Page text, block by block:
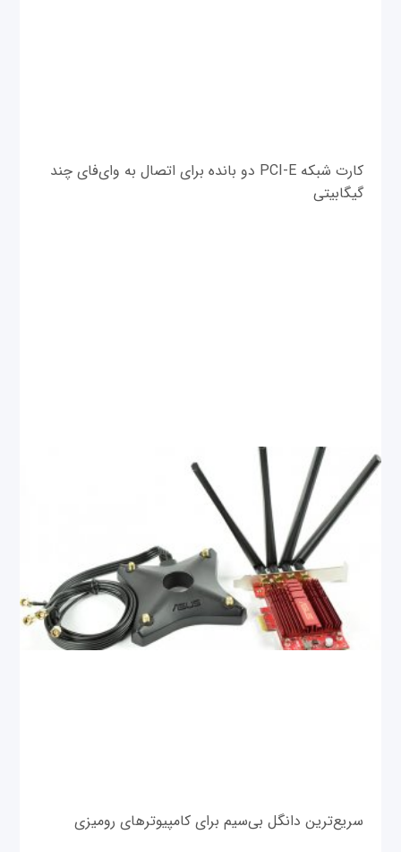
کارت شبکه PCI-E دو بانده برای اتصال به وای‌فای چند
گیگابیتی
سریع‌ترین دانگل بی‌سیم برای کامپیوترهای رومیزی